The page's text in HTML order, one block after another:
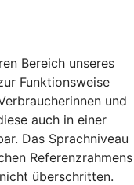
Bereich unseres
Funktionsweise
und
auch in einer
Das Sprachniveau
Referenzrahmens
überschritten.